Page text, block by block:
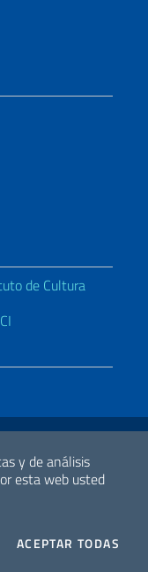
y de análisis
esta web usted
ACEPTAR TODAS
de Cultura